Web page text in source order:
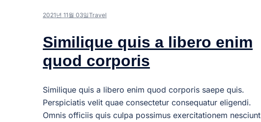
2021년 11월 03일Travel
Similique quis a libero enim
quod corporis
Similique quis a libero enim quod corporis saepe quis.
Perspiciatis velit quae consectetur consequatur eligendi.
Omnis officiis quis culpa possimus exercitationem nesciunt